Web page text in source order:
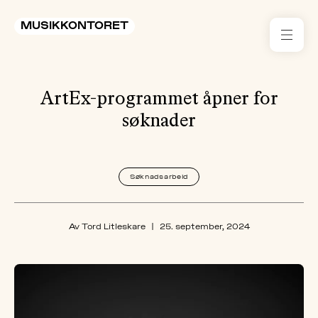
MUSIKKONTORET
OG
ArtEx-programmet åpner for
søknader
Søknadsarbeid
Av Tord Litleskare 25. september, 2024